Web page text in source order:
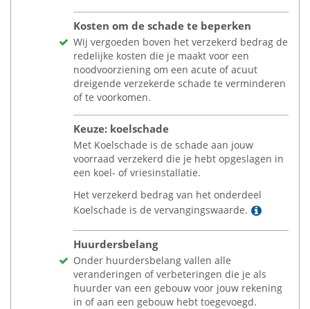
Kosten om de schade te beperken
Wij vergoeden boven het verzekerd bedrag de
redelijke kosten die je maakt voor een
noodvoorziening om een acute of acuut
dreigende verzekerde schade te verminderen
of te voorkomen.
Keuze: koelschade
Met Koelschade is de schade aan jouw
voorraad verzekerd die je hebt opgeslagen in
een koel- of vriesinstallatie.
Het verzekerd bedrag van het onderdeel
Koelschade is de vervangingswaarde.
Lees
Huurdersbelang
Onder huurdersbelang vallen alle
veranderingen of verbeteringen die je als
huurder van een gebouw voor jouw rekening
in of aan een gebouw hebt toegevoegd.